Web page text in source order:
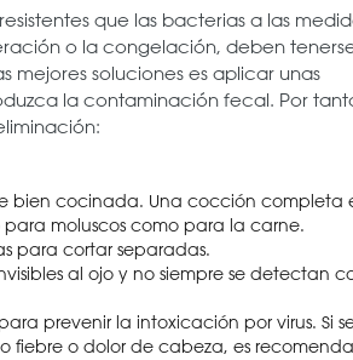
que las bacterias a las
o la congelación, deben
mejores soluciones es aplicar unas
la contaminación fecal. Por
bien cocinada. Una cocción completa
moluscos como para la carne.
para cortar separadas.
al ojo y no siempre se detectan
prevenir la intoxicación por virus. Si
fiebre o dolor de cabeza, es